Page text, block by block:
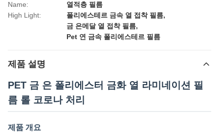
Name:
열적층 필름
High Light:
폴리에스테르 금속 열 접착 필름,
금 은메달 열 접착 필름,
Pet 연 금속 폴리에스테르 필름
제품 설명
PET 금 은 폴리에스터 금화 열 라미네이션 필
름 롤 코로나 처리
제품 개요